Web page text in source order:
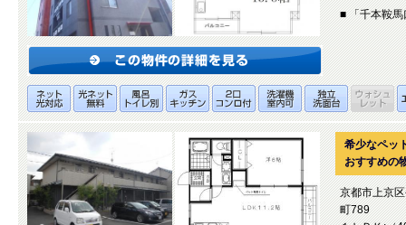
■ 「千本鞍
希少なペッ
おすすめの
京都市上京
町789